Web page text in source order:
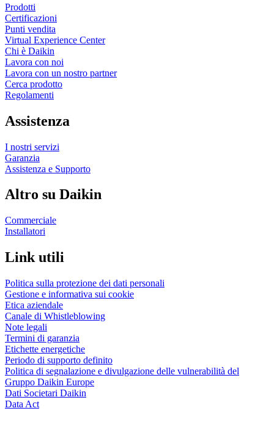
Prodotti
Certificazioni
Punti vendita
Virtual Experience Center
Chi è Daikin
Lavora con noi
Lavora con un nostro partner
Cerca prodotto
Regolamenti
Assistenza
I nostri servizi
Garanzia
Assistenza e Supporto
Altro su Daikin
Commerciale
Installatori
Link utili
Politica sulla protezione dei dati personali
Gestione e informativa sui cookie
Etica aziendale
Canale di Whistleblowing
Note legali
Termini di garanzia
Etichette energetiche
Periodo di supporto definito
Politica di segnalazione e divulgazione delle vulnerabilità del
Gruppo Daikin Europe
Dati Societari Daikin
Data Act